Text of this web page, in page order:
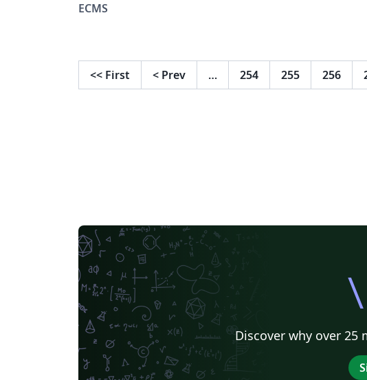
ECMS
<< First < Prev … 254 255 256
Discover why over